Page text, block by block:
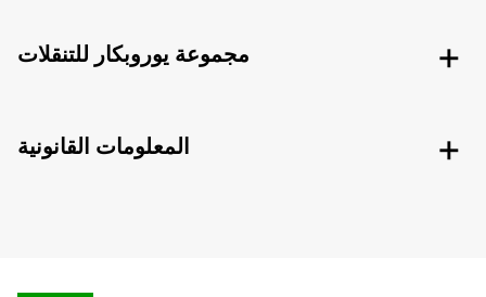
مجموعة يوروبكار للتنقلات
المعلومات القانونية